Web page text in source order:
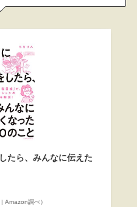
たら、みんなに伝えた
Amazon調べ）